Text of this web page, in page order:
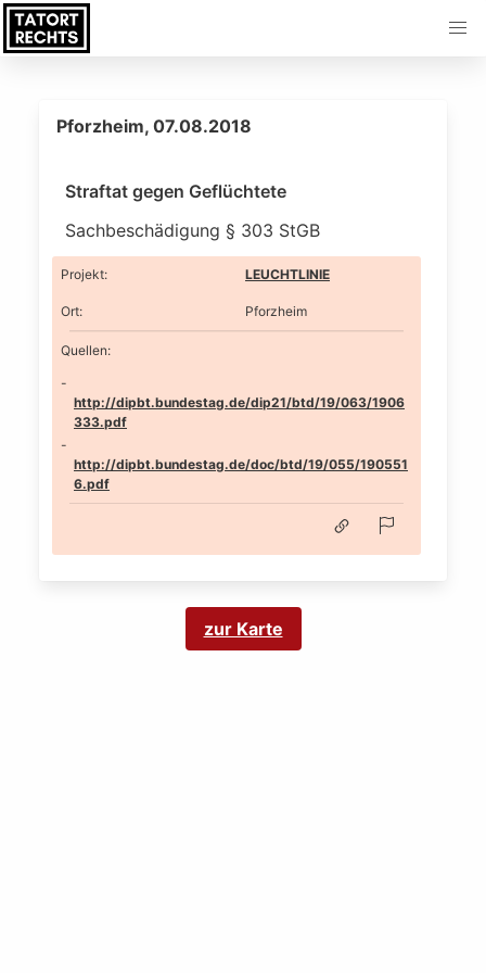
Pforzheim, 07.08.2018
Straftat gegen Geflüchtete
Sachbeschädigung § 303 StGB
Projekt: LEUCHTLINIE
Ort: Pforzheim
Quellen:
http://dipbt.bundestag.de/dip21/btd/19/063/1906
333.pdf
http://dipbt.bundestag.de/doc/btd/19/055/190551
6.pdf
zur Karte